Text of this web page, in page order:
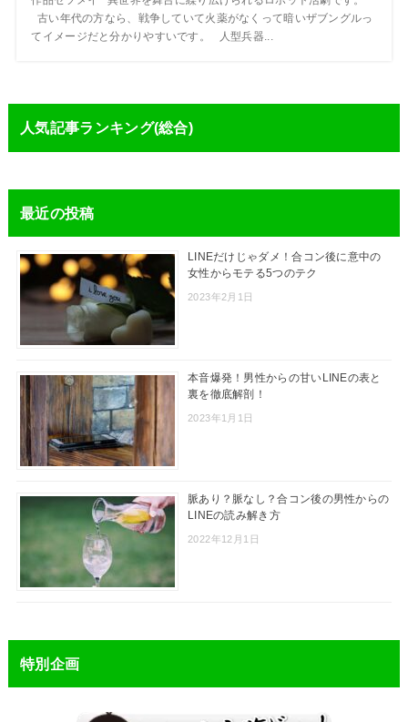
古い年代の方なら、戦争していて火薬がなくって暗いザブングルっ
てイメージだと分かりやすいです。 人型兵器...
人気記事ランキング(総合)
最近の投稿
LINEだけじゃダメ！合コン後に意中の
女性からモテる5つのテク
2023年2月1日
本音爆発！男性からの甘いLINEの表と
裏を徹底解剖！
2023年1月1日
脈あり？脈なし？合コン後の男性からの
LINEの読み解き方
2022年12月1日
特別企画